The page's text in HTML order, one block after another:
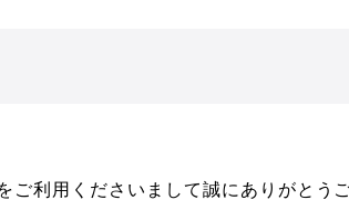
ご利用くださいまして誠にありがとう